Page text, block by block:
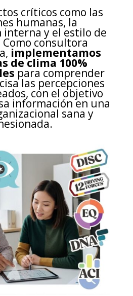
críticos como las
humanas, la
interna y el estilo de
consultora
implementamos
de clima 100%
para comprender
las percepciones
con el objetivo
información en una
sana y